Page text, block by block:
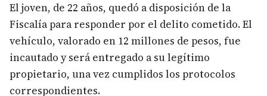
El joven, de 22 años, quedó a disposición de la
Fiscalía para responder por el delito cometido. El
vehículo, valorado en 12 millones de pesos, fue
incautado y será entregado a su legítimo
propietario, una vez cumplidos los protocolos
correspondientes.